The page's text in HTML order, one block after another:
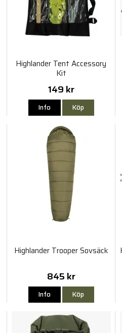
Highlander Tent Accessory
Kit
149 kr
Info Köp
Highlander Trooper Sovsäck
845 kr
Info Köp